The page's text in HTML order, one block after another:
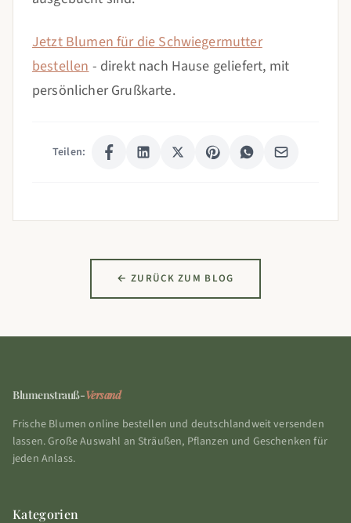
Jetzt Blumen für die Schwiegermutter
bestellen- direkt nach Hause geliefert, mit
persönlicher Grußkarte.
Teilen:
← ZURÜCK ZUM BLOG
Blumenstrauß-Versand
Frische Blumen online bestellen und deutschlandweit versenden
lassen. Große Auswahl an Sträußen, Pflanzen und Geschenken für
jeden Anlass.
Kategorien